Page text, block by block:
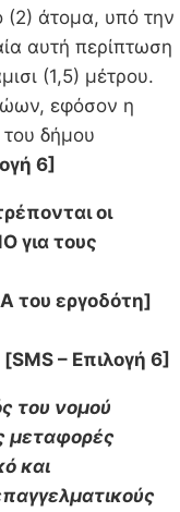
(2) άτομα, υπό την
αυτή περίπτωση
(1,5) μέτρου.
εφόσον η
του δήμου
6]
οι
για τους
του εργοδότη]
[SMS – Επιλογή 6]
του νομού
μεταφορές
και